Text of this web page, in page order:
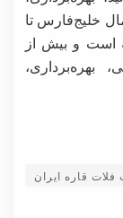
خلیج‌فارس تا
است و بیش از
بهره‌برداری،